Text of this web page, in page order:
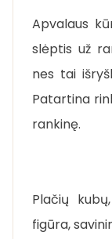
Apvalaus
slėptis už
nes tai
Patartina
rankinę.
Plačių
figūra,